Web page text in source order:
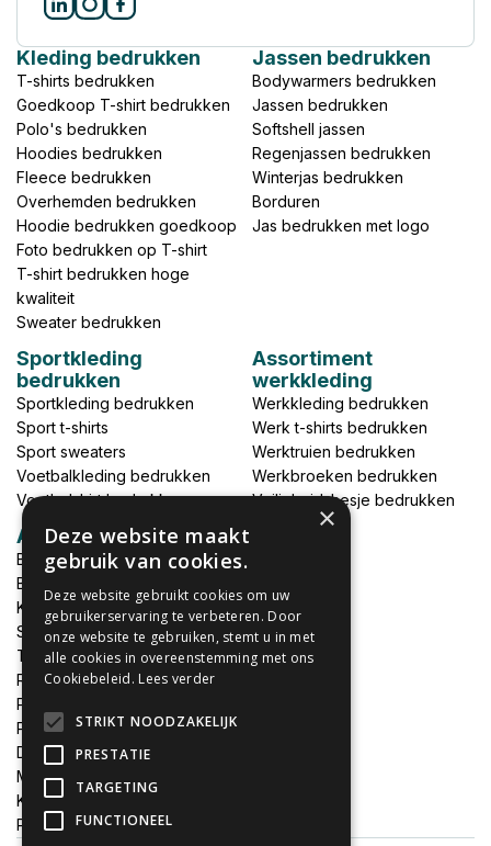
Kleding bedrukken
T-shirts bedrukken
Goedkoop T-shirt bedrukken
Polo's bedrukken
Hoodies bedrukken
Fleece bedrukken
Overhemden bedrukken
Hoodie bedrukken goedkoop
Foto bedrukken op T-shirt
T-shirt bedrukken hoge
kwaliteit
Sweater bedrukken
Jassen bedrukken
Bodywarmers bedrukken
Jassen bedrukken
Softshell jassen
Regenjassen bedrukken
Winterjas bedrukken
Borduren
Jas bedrukken met logo
Sportkleding
bedrukken
Sportkleding bedrukken
Sport t-shirts
Sport sweaters
Voetbalkleding bedrukken
Voetbalshirt bedrukken
Assortiment
werkkleding
Werkkleding bedrukken
Werk t-shirts bedrukken
Werktruien bedrukken
Werkbroeken bedrukken
Veiligheidshesje bedrukken
Accessoires
Babykleding bedrukken
Broek bedrukken
Kapmantels bedrukken
Schort bedrukken
Tas bedrukken
Relatieschenken
Petten bedrukken
Petten borduren
DTF print per meter
MEGADEALS
Keukenschort bedrukken
Promotiemateriaal bedrukken
×
Deze website maakt
gebruik van cookies.
Deze website gebruikt cookies om uw
gebruikerservaring te verbeteren. Door
onze website te gebruiken, stemt u in met
alle cookies in overeenstemming met ons
Cookiebeleid. Lees verder
STRIKT NOODZAKELIJK
PRESTATIE
TARGETING
FUNCTIONEEL